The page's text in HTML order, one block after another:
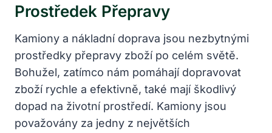
Prostředek Přepravy
Kamiony a nákladní doprava jsou nezbytnými
prostředky přepravy zboží po celém světě.
Bohužel, zatímco nám pomáhají dopravovat
zboží rychle a efektivně, také mají škodlivý
dopad na životní prostředí. Kamiony jsou
považovány za jedny z největších